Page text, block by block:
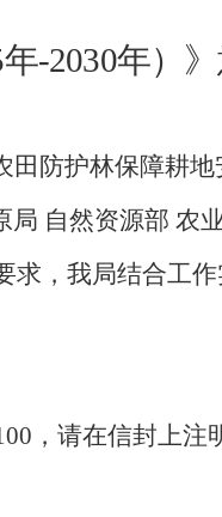
-2030年）
防护林保障耕
自然资源部 农
，我局结合工
，请在信封上